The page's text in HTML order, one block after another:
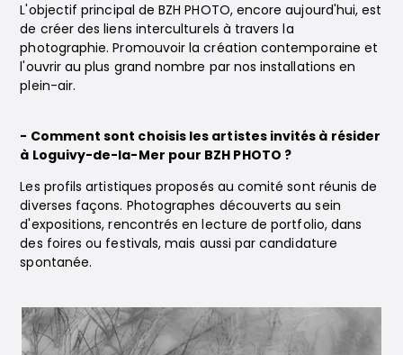
L'objectif principal de BZH PHOTO, encore aujourd'hui, est
de créer des liens interculturels à travers la
photographie. Promouvoir la création contemporaine et
l'ouvrir au plus grand nombre par nos installations en
plein-air.
- Comment sont choisis les artistes invités à résider
à Loguivy-de-la-Mer pour BZH PHOTO ?
Les profils artistiques proposés au comité sont réunis de
diverses façons. Photographes découverts au sein
d'expositions, rencontrés en lecture de portfolio, dans
des foires ou festivals, mais aussi par candidature
spontanée.